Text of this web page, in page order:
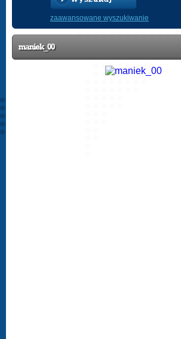
zaawansowane wyszukiwanie
maniek_00